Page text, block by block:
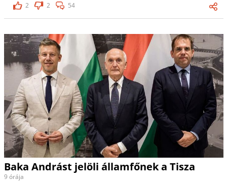
2
2 54
Baka Andrást jelöli államfőnek a Tisza
9 órája